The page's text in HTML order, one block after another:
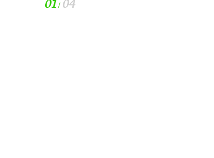
01 / 04